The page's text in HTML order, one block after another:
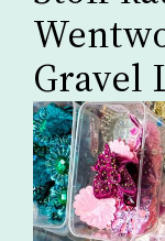
Gravel